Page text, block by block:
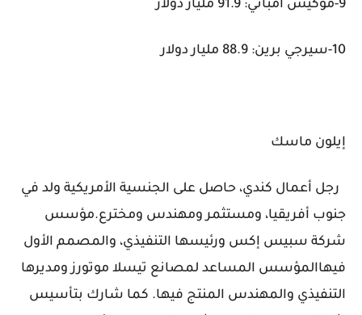
9-موكيش أمباني: 91.9 مليار دولار
10-سيرجي برين: 88.9 مليار دولار
إيلون ماسك
‏ رجل أعمال كندي، حاصل على الجنسية الأمريكية ولد في
جنوب أفريقيا، ومستثمر ومهندس ومخترع.مؤسس
شركة سبيس إكس ورئيسها التنفيذي، والمصمم الأول
فيهاالمؤسس المساعد لمصانع تيسلا موتورز ومديرها
التنفيذي والمهندس المنتج فيها. كما شارك بتأسيس